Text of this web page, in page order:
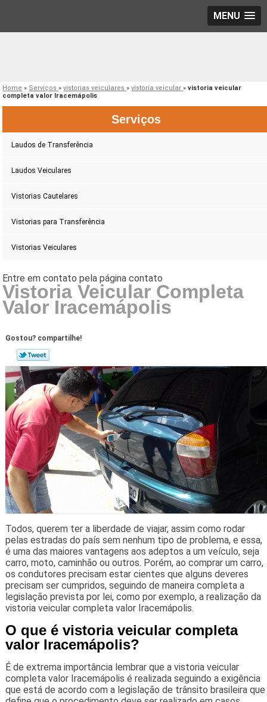
MENU
Home » Serviços»vistorias veiculares»vistoria veicular»vistoria veicular
completa valor Iracemápolis
Serviços
Laudos de Transferência
Laudos Veiculares
Vistorias Cautelares
Vistorias para Transferência
Vistorias Veiculares
Vistoria Veicular Completa
Valor Iracemápolis
Gostou? compartilhe!
Todos, querem ter a liberdade de viajar, assim como rodar
pelas estradas do país sem nenhum tipo de problema, e essa,
é uma das maiores vantagens aos adeptos a um veículo, seja
carro, moto, caminhão ou outros. Porém, ao comprar um carro,
os condutores precisam estar cientes que alguns deveres
precisam ser cumpridos, seguindo de maneira completa a
legislação prevista por lei, como por exemplo, a realização da
vistoria veicular completa valor Iracemápolis.
O que é vistoria veicular completa
valor Iracemápolis?
É de extrema importância lembrar que a vistoria veicular
completa valor Iracemápolis é realizada seguindo a exigência
que está de acordo com a legislação de trânsito brasileira que